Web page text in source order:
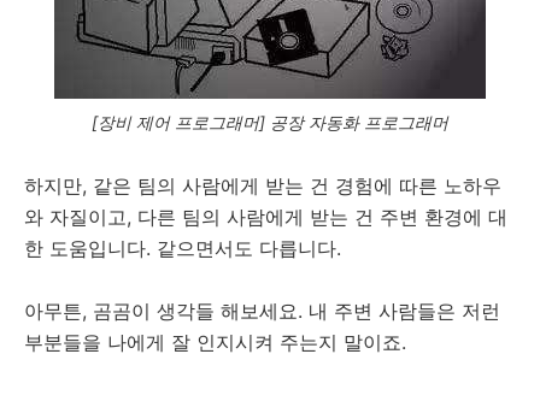
[장비 제어 프로그래머] 공장 자동화 프로그래머
하지만, 같은 팀의 사람에게 받는 건 경험에 따른 노하우
와 자질이고, 다른 팀의 사람에게 받는 건 주변 환경에 대
한 도움입니다. 같으면서도 다릅니다.
아무튼, 곰곰이 생각들 해보세요. 내 주변 사람들은 저런
부분들을 나에게 잘 인지시켜 주는지 말이죠.